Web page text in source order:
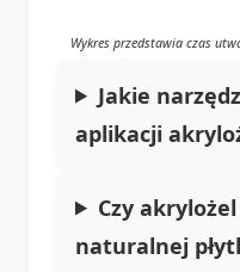
Wykres przedstawia czas
Jakie
aplikacji
Czy
naturalnej